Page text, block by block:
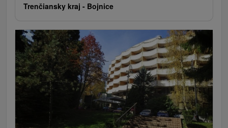
Trenčiansky kraj - Bojnice